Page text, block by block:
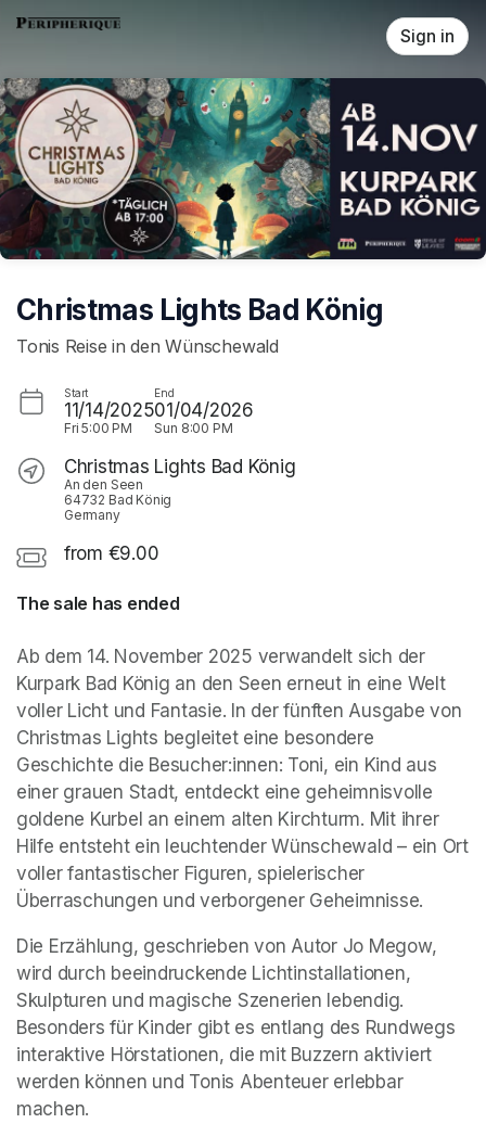
Skip header
Sign in
Christmas Lights Bad König
Tonis Reise in den Wünschewald
Start
11/14/2025
Fri 5:00 PM
End
01/04/2026
Sun 8:00 PM
Christmas Lights Bad König
An den Seen
64732 Bad König
Germany
from €9.00
The sale has ended
Ab dem 14. November 2025 verwandelt sich der
Kurpark Bad König an den Seen erneut in eine Welt
voller Licht und Fantasie. In der fünften Ausgabe von
Christmas Lights begleitet eine besondere
Geschichte die Besucher:innen: Toni, ein Kind aus
einer grauen Stadt, entdeckt eine geheimnisvolle
goldene Kurbel an einem alten Kirchturm. Mit ihrer
Hilfe entsteht ein leuchtender Wünschewald – ein Ort
voller fantastischer Figuren, spielerischer
Überraschungen und verborgener Geheimnisse.
Die Erzählung, geschrieben von Autor Jo Megow,
wird durch beeindruckende Lichtinstallationen,
Skulpturen und magische Szenerien lebendig.
Besonders für Kinder gibt es entlang des Rundwegs
interaktive Hörstationen, die mit Buzzern aktiviert
werden können und Tonis Abenteuer erlebbar
machen.